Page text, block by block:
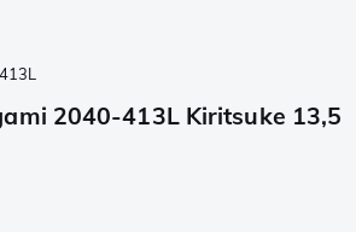
2040-413L Kiritsuke 13,5